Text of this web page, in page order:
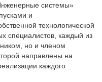
системы»
и
технологической
специалистов, каждый из
но и членом
направлены на
каждого